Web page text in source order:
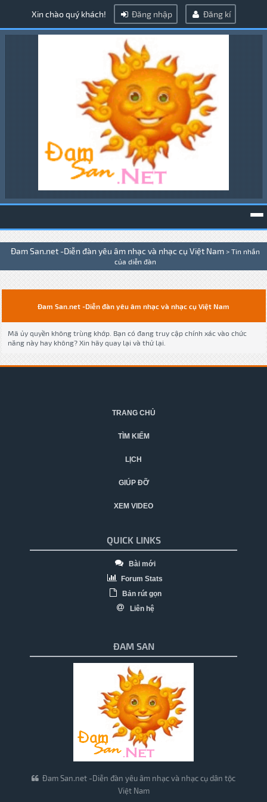
Xin chào quý khách! Đăng nhập Đăng kí
Đam San.net -Diễn đàn yêu âm nhạc và nhạc cụ Việt Nam > Tin nhắn
của diễn đàn
Đam San.net -Diễn đàn yêu âm nhạc và nhạc cụ Việt Nam
Mã ủy quyền không trùng khớp. Bạn có đang truy cập chính xác vào chức
năng này hay không? Xin hãy quay lại và thử lại.
TRANG CHỦ
TÌM KIẾM
LỊCH
GIÚP ĐỠ
XEM VIDEO
QUICK LINKS
Bài mới
Forum Stats
Bản rút gọn
Liên hệ
ĐAM SAN
Đam San.net -Diễn đàn yêu âm nhạc và nhạc cụ dân tộc
Việt Nam